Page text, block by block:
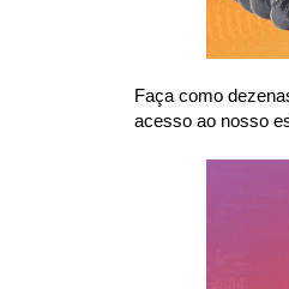
Faça como
acesso ao nosso